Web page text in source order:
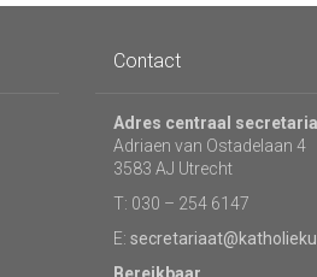
Contact
Adres centraal
Adriaen van Ostadelaan 4
3583 AJ Utrecht
T: 030 – 254 6147
E: